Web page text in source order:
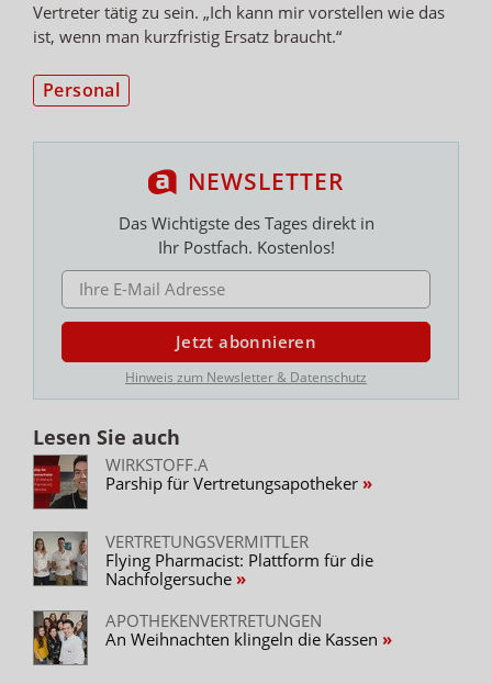
Vertreter tätig zu sein. „Ich kann mir vorstellen wie das
ist, wenn man kurzfristig Ersatz braucht.“
Personal
NEWSLETTER
Das Wichtigste des Tages direkt in
Ihr Postfach. Kostenlos!
E-MAIL ADRESSE
Jetzt abonnieren
Hinweis zum Newsletter & Datenschutz
Lesen Sie auch
WIRKSTOFF.A
Parship für Vertretungsapotheker
VERTRETUNGSVERMITTLER
Flying Pharmacist: Plattform für die
Nachfolgersuche
APOTHEKENVERTRETUNGEN
An Weihnachten klingeln die Kassen